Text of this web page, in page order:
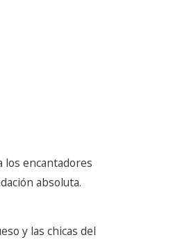
los encantadores
absoluta.
y las chicas del